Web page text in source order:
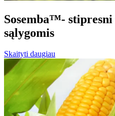
Sosemba™-
sąlygomis
Skaityti daugiau